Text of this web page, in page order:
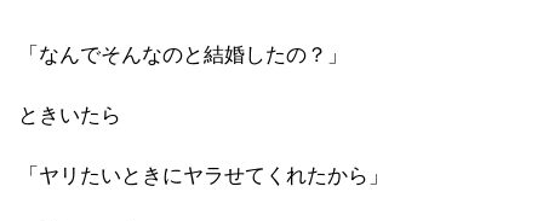
「なんでそんなのと結婚したの？」
ときいたら
「ヤリたいときにヤラせてくれたから」